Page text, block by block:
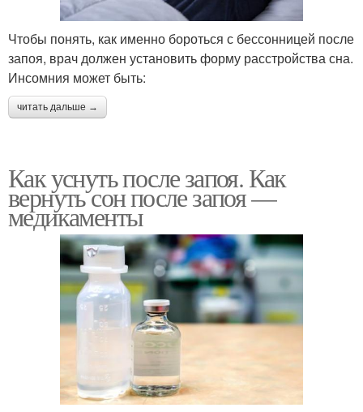
Чтобы понять, как именно бороться с бессонницей после
запоя, врач должен установить форму расстройства сна.
Инсомния может быть:
читать дальше →
Как уснуть после запоя. Как
вернуть сон после запоя —
медикаменты